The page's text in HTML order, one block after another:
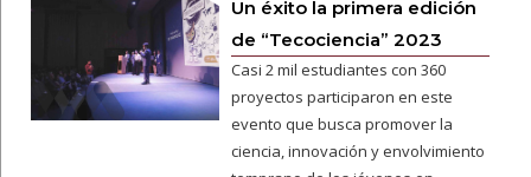
Un éxito la primera edición
de “Tecociencia” 2023
Casi 2 mil estudiantes con 360
proyectos participaron en este
evento que busca promover la
ciencia, innovación y envolvimiento